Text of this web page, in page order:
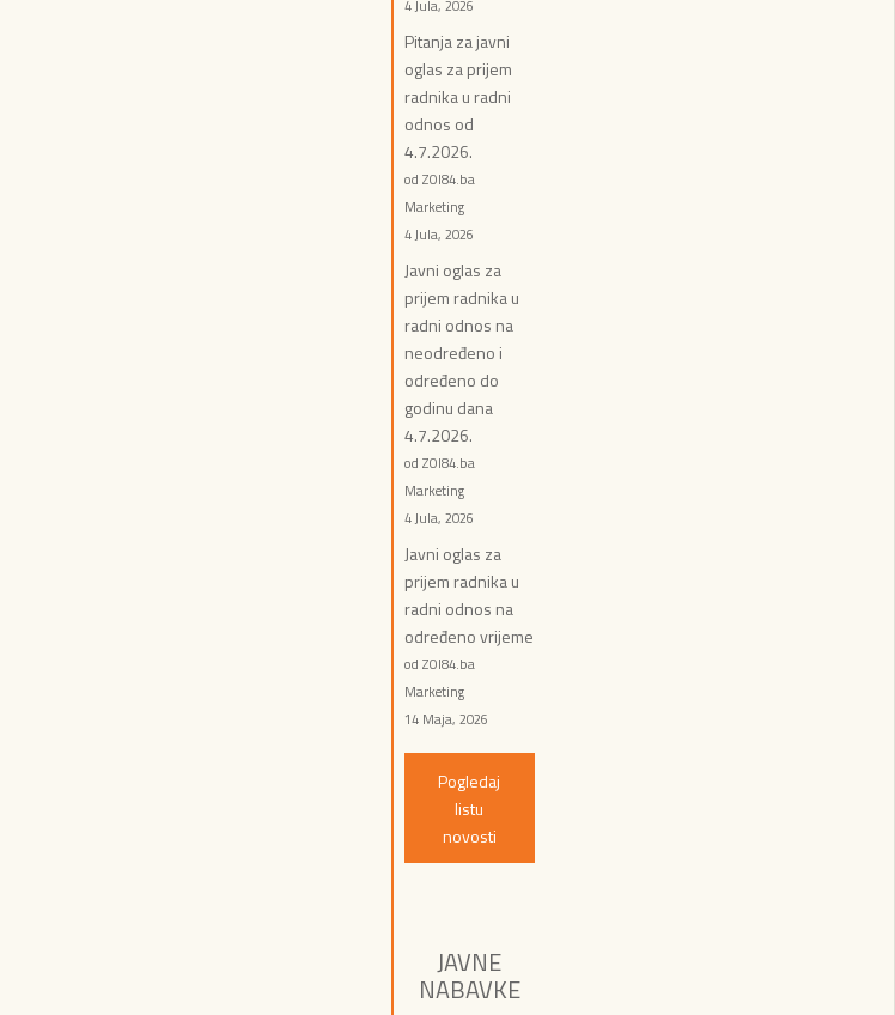
4 Jula, 2026
Pitanja za javni
oglas za prijem
radnika u radni
odnos od
4.7.2026.
od ZOI84.ba
Marketing
4 Jula, 2026
Javni oglas za
prijem radnika u
radni odnos na
neodređeno i
određeno do
godinu dana
4.7.2026.
od ZOI84.ba
Marketing
4 Jula, 2026
Javni oglas za
prijem radnika u
radni odnos na
određeno vrijeme
od ZOI84.ba
Marketing
14 Maja, 2026
Pogledaj
listu
novosti
JAVNE
NABAVKE